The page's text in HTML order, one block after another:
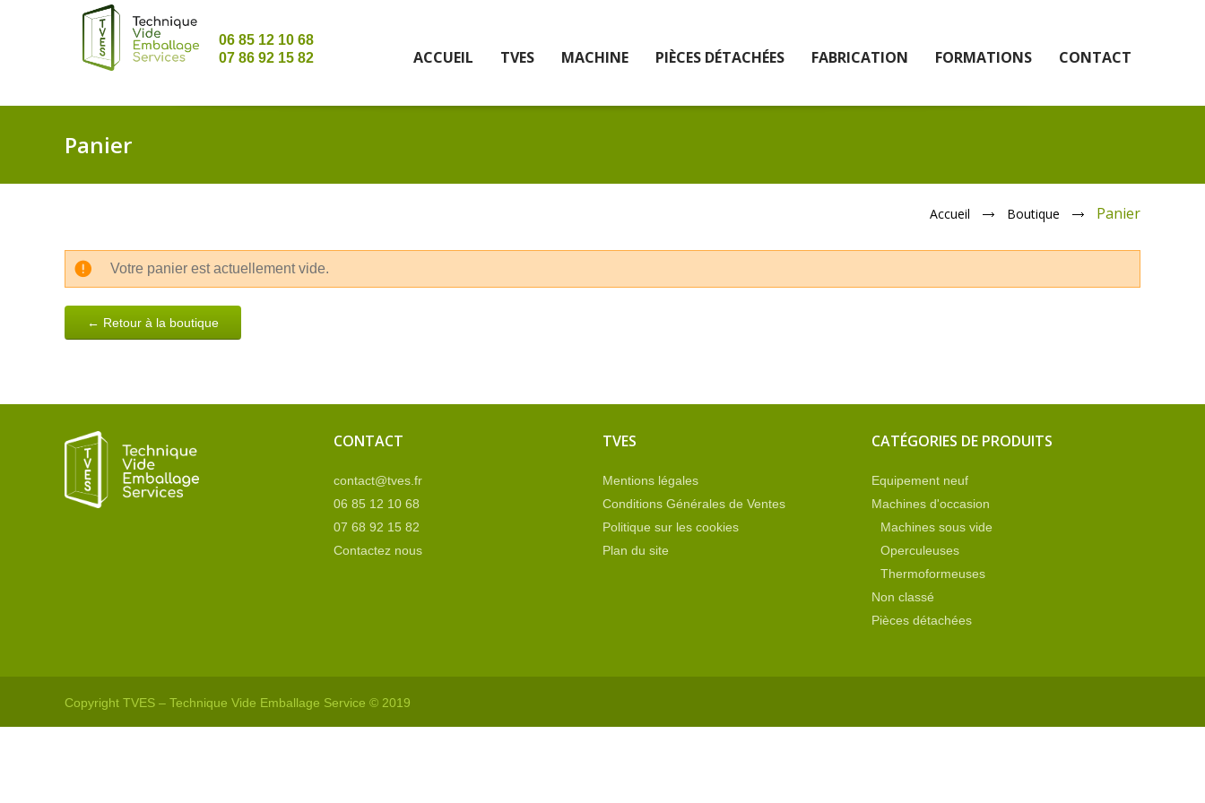
06 85 12 10 68
07 86 92 15 82
ACCUEIL TVES MACHINE PIÈCES DÉTACHÉES FABRICATION FORMATIONS CONTACT
Panier
Accueil Boutique Panier
Votre panier est actuellement vide.
← Retour à la boutique
CONTACT
contact@tves.fr
06 85 12 10 68
07 68 92 15 82
Contactez nous
TVES
Mentions légales
Conditions Générales de Ventes
Politique sur les cookies
Plan du site
CATÉGORIES DE PRODUITS
Equipement neuf
Machines d'occasion
Machines sous vide
Operculeuses
Thermoformeuses
Non classé
Pièces détachées
Copyright TVES – Technique Vide Emballage Service © 2019